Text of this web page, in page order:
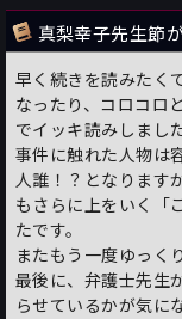
真梨幸子先生節
早く続きを読みたく
なったり、コロコロ
でイッキ読みしまし
事件に触れた人物は
人誰！？となります
もさらに上をいく「
たです。
またもう一度ゆっく
最後に、弁護士先生
らせているかが気に